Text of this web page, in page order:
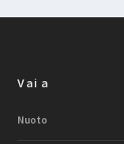
Vai a
Nuoto